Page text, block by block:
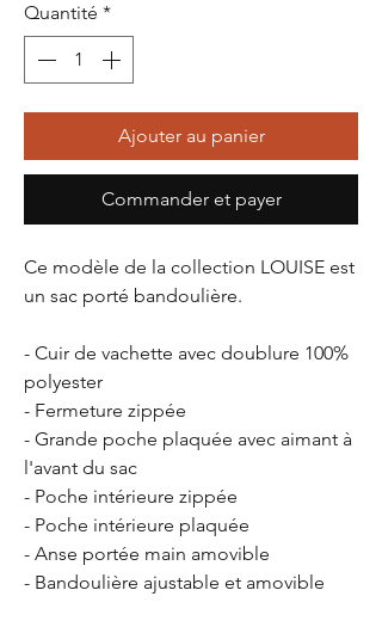
Quantité *
Ajouter au panier
Commander et payer
Ce modèle de la collection LOUISE est
un sac porté bandoulière.
- Cuir de vachette avec doublure 100%
polyester
- Fermeture zippée
- Grande poche plaquée avec aimant à
l'avant du sac
- Poche intérieure zippée
- Poche intérieure plaquée
- Anse portée main amovible
- Bandoulière ajustable et amovible